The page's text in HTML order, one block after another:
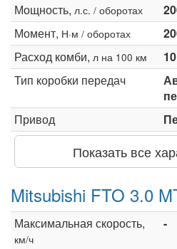
Мощность, л.с. / оборотах
Момент, Н·м / оборотах
Расход комби, л на 100 км
Тип коробки передач
Привод
Показать все
Mitsubishi FTO 3.0
Максимальная скорость,
км/ч
-